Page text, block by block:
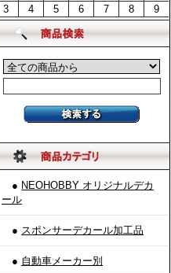
3
4 5 6 7 8 9
● NEOHOBBY オリジナルデカ
ール
● スポンサーデカール加工品
● 自動車メーカー別